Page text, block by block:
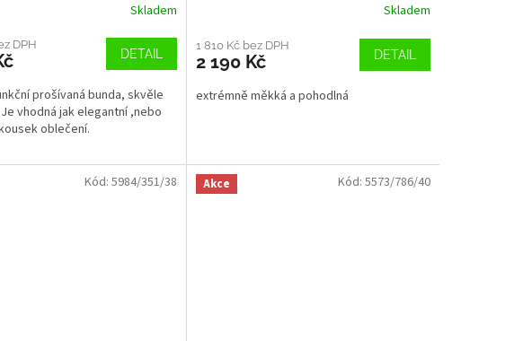
Skladem
DPH
DETAIL
prošívaná bunda, skvěle
vhodná jak elegantní ,nebo
oblečení.
Skladem
1 810 Kč bez DPH
2 190 Kč DETAIL
extrémně měkká a pohodlná
Kód: 5984/351/38 Akce Kód: 5573/786/40